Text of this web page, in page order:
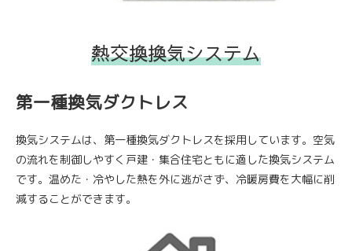
熱交換換気システム
第一種換気ダクトレス
換気システムは、第一種換気ダクトレスを採用しています。空気
の流れを制御しやすく戸建・集合住宅ともに適した換気システム
です。温めた・冷やした熱を外に逃がさず、冷暖房費を大幅に削
減することができます。